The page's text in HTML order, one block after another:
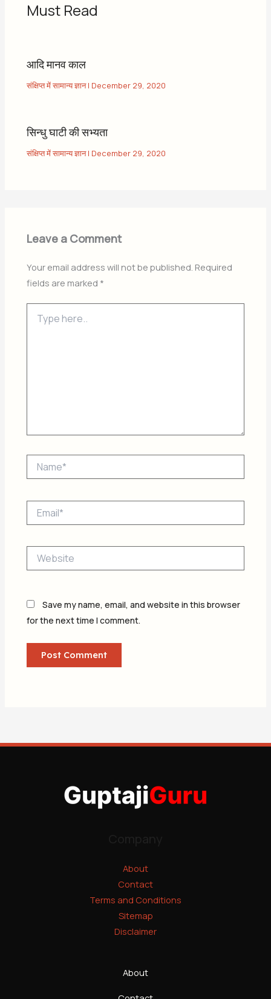
Must Read
आदि मानव काल
संक्षिप्त में सामान्य ज्ञान| December 29, 2020
सिन्धु घाटी की सभ्यता
संक्षिप्त में सामान्य ज्ञान| December 29, 2020
Leave a Comment
Your email address will not be published. Required
fields are marked *
here..
Save my name, email, and website in this browser
for the next time I comment.
About
Contact
Terms and Conditions
Sitemap
Disclaimer
About